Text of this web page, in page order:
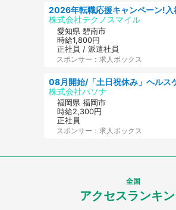
株式会社テクノスマイル
愛知県 碧南市
時給1,800円
正社員 / 派遣社員
スポンサー：求人ボックス
株式会社パソナ
福岡県 福岡市
時給2,300円
正社員
スポンサー：求人ボックス
全国
アクセスランキ